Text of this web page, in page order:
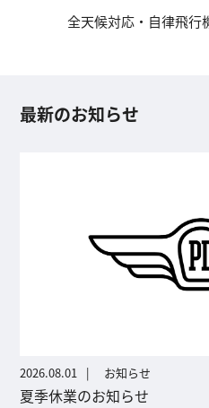
全天候対応・自律飛行
最新のお知らせ
2026.08.01 お知らせ
夏季休業のお知らせ